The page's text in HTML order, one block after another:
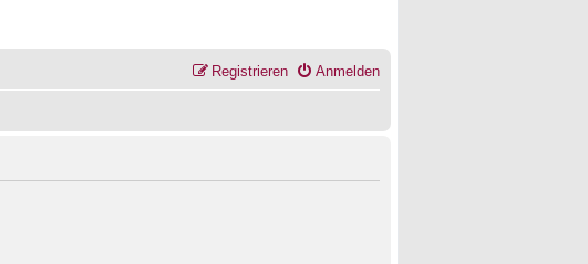
Anmelden
Registrieren